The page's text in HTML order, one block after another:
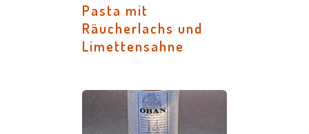
Pasta mit
Räucherlachs und
Limettensahne